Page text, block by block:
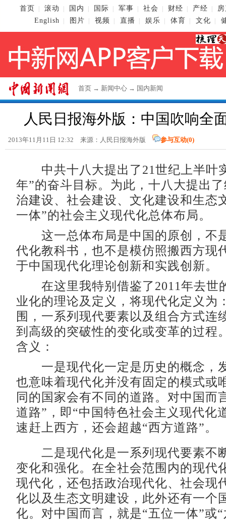
首页 滚动 国内 国际 军事 社会 财经 产经
English
图片 视频 直播 娱乐 体育 文化
首页 → 新闻中心 → 国内新闻
人民日报海外版：中国吹响全
2013年11月11日 12:32 来源：人民日报海外版 参与互动(0)
中共十八大提出了21世纪上半叶
年”的奋斗目标。为此，十八大提出
治建设、社会建设、文化建设和生态
一体”的社会主义现代化总体布局。
这一总体布局是中国的原创，不
代化教科书，也不是模仿照搬西方现
于中国现代化理论创新和实践创新。
在这里我特别借鉴了2011年去世
业化的理论及定义，将现代化定义为
围，一系列现代要素以及组合方式连
到高级的突破性的变化或变革的过程
含义：
一是现代化一定是历史的概念，
也意味着现代化并没有固定的模式或
同的国家会有不同的道路。对中国而
道路”，即“中国特色社会主义现代化
速赶上西方，还会超越“西方道路”。
二是现代化是一系列现代要素不
变化和强化。在全社会范围内的现代
现代化，还包括政治现代化、社会现
化以及生态文明建设，此外还有一个
化。对中国而言，就是“五位一体”或